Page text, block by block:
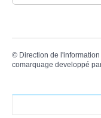
© Direction de
comarquage developpé